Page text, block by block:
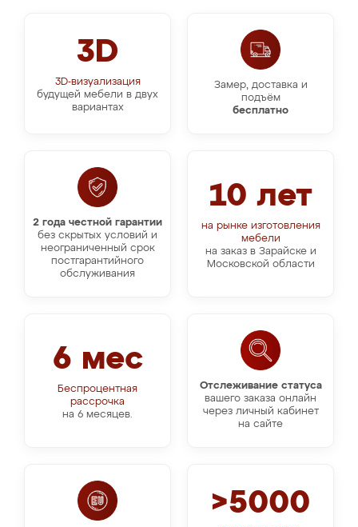
3D
3D-визуализация
будущей мебели в двух
вариантах
Замер, доставка и
подъём
бесплатно
10 лет
на рынке изготовления
мебели
на заказ в Зарайске и
Московской области
2 года честной гарантии
без скрытых условий и
неограниченный срок
постгарантийного
обслуживания
Отслеживание статуса
вашего заказа онлайн
через личный кабинет
на сайте
6 мес
Беспроцентная
рассрочка
на 6 месяцев.
>5000